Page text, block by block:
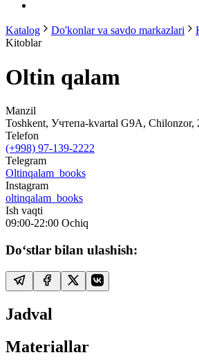
Katalog Do'konlar va savdo markazlari
Kitoblar
Oltin qalam
Manzil
Toshkent, Учтепа-kvartal G9А, Chilonzor,
Telefon
(+998) 97-139-2222
Telegram
Oltinqalam_books
Instagram
oltinqalam_books
Ish vaqti
09:00-22:00 Ochiq
Do‘stlar bilan ulashish:
Jadval
Materiallar